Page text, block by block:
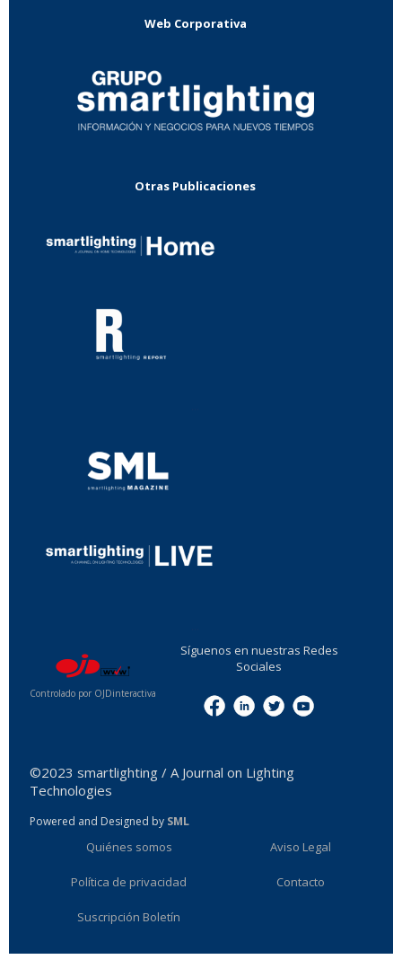
Web Corporativa
Otras Publicaciones
Controlado por OJDinteractiva
Síguenos en nuestras Redes
Sociales
©2023 smartlighting / A Journal on Lighting
Technologies
Powered and Designed by SML
Quiénes somos Aviso Legal
Política de privacidad Contacto
Suscripción Boletín